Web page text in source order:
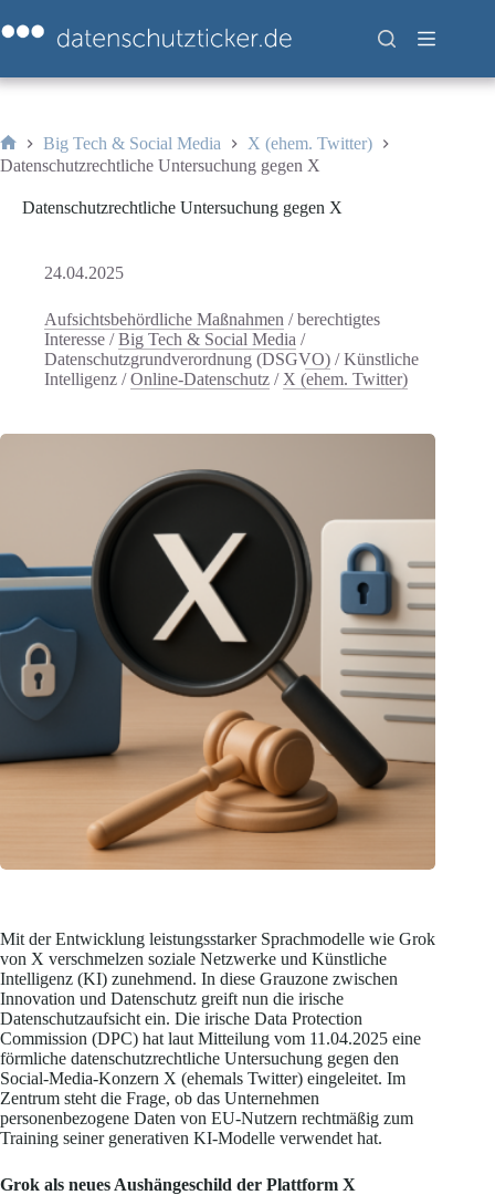
Inhalt
springen
Start
Big Tech & Social Media
X (ehem. Twitter)
Datenschutzrechtliche Untersuchung gegen X
Datenschutzrechtliche Untersuchung gegen X
24.04.2025
Aufsichtsbehördliche Maßnahmen /berechtigtes
Interesse /Big Tech & Social Media /
Datenschutzgrundverordnung (DSGVO) /Künstliche
Intelligenz /Online-Datenschutz / X (ehem. Twitter)
Mit der Entwicklung leistungsstarker Sprachmodelle wie Grok
von X verschmelzen soziale Netzwerke und Künstliche
Intelligenz (KI) zunehmend. In diese Grauzone zwischen
Innovation und Datenschutz greift nun die irische
Datenschutzaufsicht ein. Die irische Data Protection
Commission (DPC) hat laut Mitteilung vom 11.04.2025 eine
förmliche datenschutzrechtliche Untersuchung gegen den
Social-Media-Konzern X (ehemals Twitter) eingeleitet. Im
Zentrum steht die Frage, ob das Unternehmen
personenbezogene Daten von EU-Nutzern rechtmäßig zum
Training seiner generativen KI-Modelle verwendet hat.
Grok als neues Aushängeschild der Plattform X